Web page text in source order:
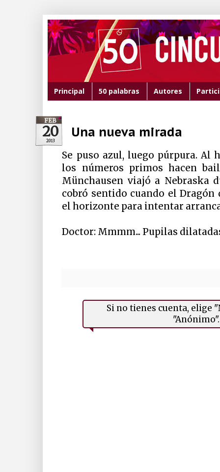
Principal 50 palabras Autores
FEB
20
2013
Una nueva mirada
Se puso azul, luego púrpura. Al
los números primos hacen
Münchausen viajó a Nebraska
cobró sentido cuando el
el horizonte para intentar
Doctor: Mmmm... Pupilas
Si no tienes cuenta, elige
"Anónimo".